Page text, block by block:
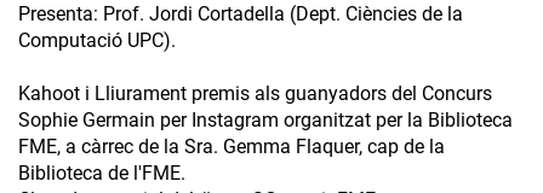
Presenta: Prof. Jordi Cortadella (Dept. Ciències de la
Computació UPC).
Kahoot i Lliurament premis als guanyadors del Concurs
Sophie Germain per Instagram organitzat per la Biblioteca
FME, a càrrec de la Sra. Gemma Flaquer, cap de la
Biblioteca de l'FME.